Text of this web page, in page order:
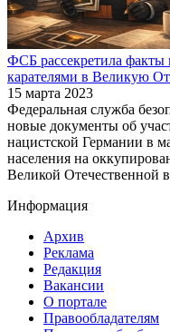
ФСБ рассекретила факты
карателями в Великую
15 марта 2023
Федеральная служба
новые документы об
нацистской Германии в
населения на
Великой Отечественной
Информация
Архив
Реклама
Редакция
Вакансии
О портале
Правообладателям